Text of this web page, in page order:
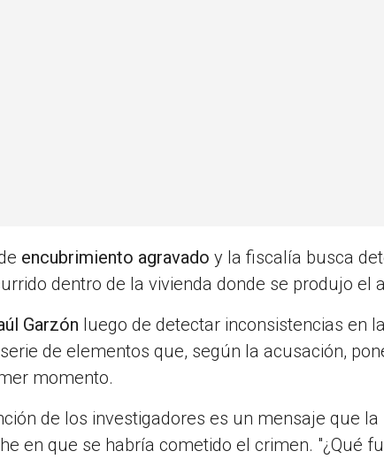
encubrimiento agravado y la fiscalía busca
dentro de la vivienda donde se produjo el
Garzón luego de detectar inconsistencias en
de elementos que, según la acusación,
momento.
de los investigadores es un mensaje que
en que se habría cometido el crimen. "¿Qué